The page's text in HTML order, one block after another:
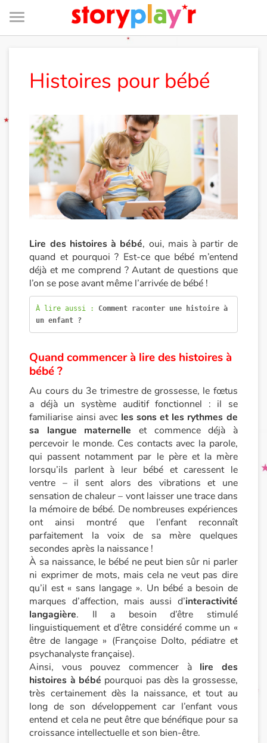
Je me connecte
Bibliothèque
Prix
Contes d'ici et d'ailleurs
Fable, mythe, littérature et poésie
Princesses et princes, rois, reines et dragons
Ogres, monstres et sorcières
Héroïnes et héros
Écologie, nature, saisons
Les animaux
Voyage, épopée, enquête, aventure
Autour du monde
Apprentissage
Art, espace, activité
Documentaires
En famille
Quotidien et loisirs
À l'école
Fêtes et évènements
Amour et amitié
Sujets de société
Histoires pour bébé
Lire des histoires à bébé, oui, mais à partir de
quand et pourquoi ? Est-ce que bébé m’entend
déjà et me comprend ? Autant de questions que
l’on se pose avant même l’arrivée de bébé !
À lire aussi : Comment raconter une histoire à
un enfant ?
Quand commencer à lire des histoires à
bébé ?
Au cours du 3e trimestre de grossesse, le fœtus
a déjà un système auditif fonctionnel : il se
familiarise ainsi avec les sons et les rythmes de
sa langue maternelle et commence déjà à
percevoir le monde. Ces contacts avec la parole,
qui passent notamment par le père et la mère
lorsqu’ils parlent à leur bébé et caressent le
ventre – il sent alors des vibrations et une
sensation de chaleur – vont laisser une trace dans
la mémoire de bébé. De nombreuses expériences
ont ainsi montré que l’enfant reconnaît
parfaitement la voix de sa mère quelques
secondes après la naissance !
À sa naissance, le bébé ne peut bien sûr ni parler
ni exprimer de mots, mais cela ne veut pas dire
qu’il est « sans langage ». Un bébé a besoin de
marques d’affection, mais aussi d’interactivité
langagière. Il a besoin d’être stimulé
linguistiquement et d’être considéré comme un «
être de langage » (Françoise Dolto, pédiatre et
psychanalyste française).
Ainsi, vous pouvez commencer à lire des
histoires à bébé pourquoi pas dès la grossesse,
très certainement dès la naissance, et tout au
long de son développement car l’enfant vous
entend et cela ne peut être que bénéfique pour sa
croissance intellectuelle et son bien-être.